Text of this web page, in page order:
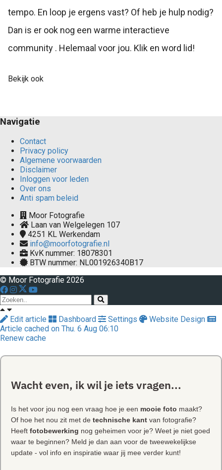
tempo. En loop je ergens vast? Of heb je hulp nodig?
Dan is er ook nog een warme interactieve
community . Helemaal voor jou. Klik en word lid!
Bekijk ook
Navigatie
Contact
Privacy policy
Algemene voorwaarden
Disclaimer
Inloggen voor leden
Over ons
Anti spam beleid
Moor Fotografie
Laan van Welgelegen 107
4251 KL Werkendam
info@moorfotografie.nl
KvK nummer: 18078301
BTW nummer: NL001926340B17
© Moor Fotografie 2026
Edit article Dashboard Settings
Website Design
Article cached on Thu. 6 Aug 06:10
Renew cache
Wacht even, ik wil je iets vragen...
Is het voor jou nog een vraag hoe je een mooie foto maakt?
Of hoe het nou zit met de technische kant van fotografie?
Heeft fotobewerking nog geheimen voor je? Weet je niet goed
waar te beginnen? Meld je dan aan voor de tweewekelijkse
update - vol info en inspiratie waar jij mee verder kunt!